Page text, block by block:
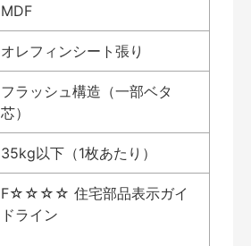
MDF
オレフィンシート張り
フラッシュ構造（一部ベタ
芯）
35kg以下（1枚あたり）
F☆☆☆☆ 住宅部品表示ガイ
ドライン